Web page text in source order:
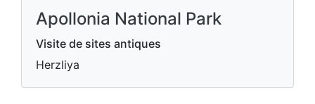
Apollonia National Park
Visite de sites antiques
Herzliya